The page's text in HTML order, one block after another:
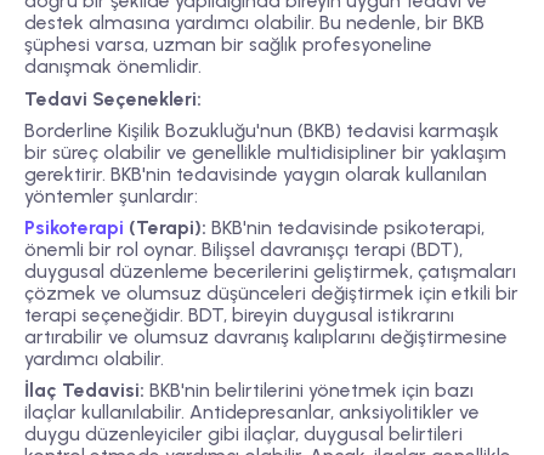
destek almasına yardımcı olabilir. Bu nedenle, bir BKB
şüphesi varsa, uzman bir sağlık profesyoneline
danışmak önemlidir.
Tedavi Seçenekleri:
Borderline Kişilik Bozukluğu'nun (BKB) tedavisi karmaşık
bir süreç olabilir ve genellikle multidisipliner bir yaklaşım
gerektirir. BKB'nin tedavisinde yaygın olarak kullanılan
yöntemler şunlardır:
Psikoterapi (Terapi): BKB'nin tedavisinde psikoterapi,
önemli bir rol oynar. Bilişsel davranışçı terapi (BDT),
duygusal düzenleme becerilerini geliştirmek, çatışmaları
çözmek ve olumsuz düşünceleri değiştirmek için etkili bir
terapi seçeneğidir. BDT, bireyin duygusal istikrarını
artırabilir ve olumsuz davranış kalıplarını değiştirmesine
yardımcı olabilir.
İlaç Tedavisi: BKB'nin belirtilerini yönetmek için bazı
ilaçlar kullanılabilir. Antidepresanlar, anksiyolitikler ve
duygu düzenleyiciler gibi ilaçlar, duygusal belirtileri